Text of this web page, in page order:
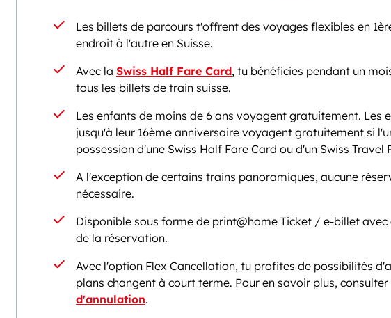
Les billets de parcours t'offrent des voyages flexibles en
endroit à l'autre en Suisse.
Avec la Swiss Half Fare Card, tu bénéficies pendant un
tous les billets de train suisse.
Les enfants de moins de 6 ans voyagent gratuitement. Les
jusqu'à leur 16ème anniversaire voyagent gratuitement si
possession d'une Swiss Half Fare Card ou d'un Swiss Travel
A l'exception de certains trains panoramiques, aucune
nécessaire.
Disponible sous forme de print@home Ticket / e-billet
de la réservation.
Avec l'option Flex Cancellation, tu profites de possibilités
plans changent à court terme. Pour en savoir plus, consulter
d'annulation.